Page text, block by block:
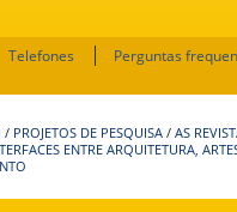
Telefones Perguntas
/ PROJETOS DE PESQUISA / AS
ENTRE ARQUITETURA,